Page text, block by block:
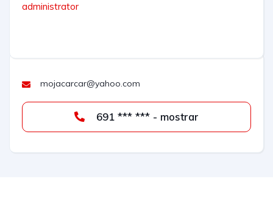
administrator
mojacarcar@yahoo.com
691 *** *** - mostrar